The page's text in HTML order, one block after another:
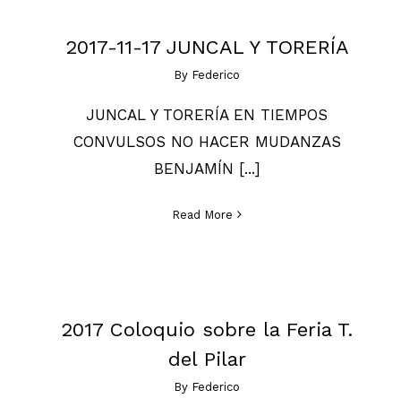
2017-11-17 JUNCAL Y TORERÍA
By Federico
JUNCAL Y TORERÍA EN TIEMPOS
CONVULSOS NO HACER MUDANZAS
BENJAMÍN [...]
Read More
2017 Coloquio sobre la Feria T.
del Pilar
By Federico